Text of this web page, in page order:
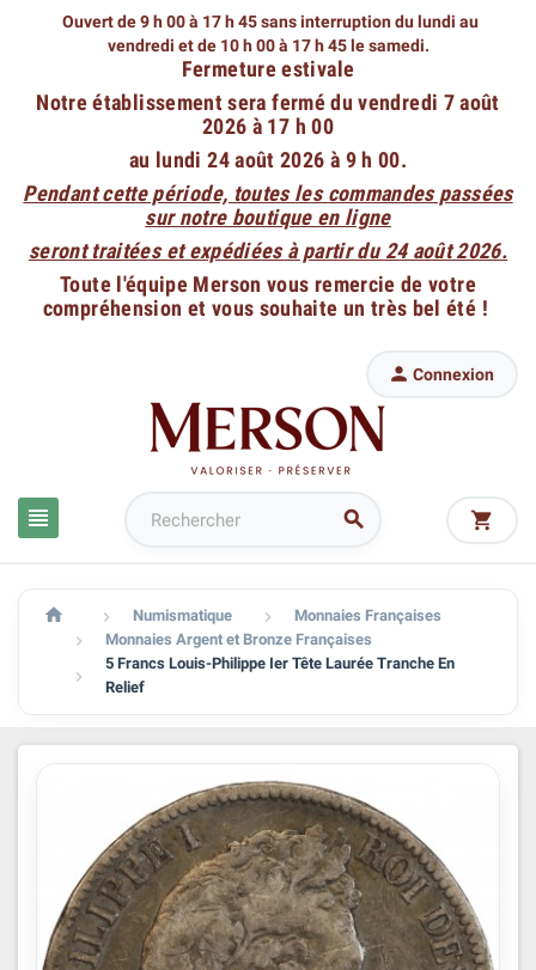
Ouvert de 9 h 00 à 17 h 45 sans interruption du lundi au
vendredi et de 10 h 00 à 17 h 45 le samedi.
Fermeture estivale
Notre établissement sera fermé du vendredi 7 août
2026 à 17 h 00
au lundi 24 août 2026 à 9 h 00.
Pendant cette période, toutes les commandes passées
sur notre boutique en ligne
seront traitées et expédiées à partir du 24 août 2026.
Toute l'équipe Merson vous remercie de votre
compréhension et vous souhaite un très bel été !
 
 Connexion

  Numismatique  Monnaies Françaises
 Monnaies Argent et Bronze Françaises

5 Francs Louis-Philippe Ier Tête Laurée Tranche En
Relief